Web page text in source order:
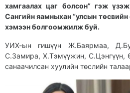
хамгаалах цаг болсон” гэж
Сангийн яамныхан “улсын
хэмээн болгоомжилж буй.
УИХ-ын гишүүн Ж.Баярмаа,
С.Замира, Х.Тэмүүжин,
санаачилсан хуулийн төслийн